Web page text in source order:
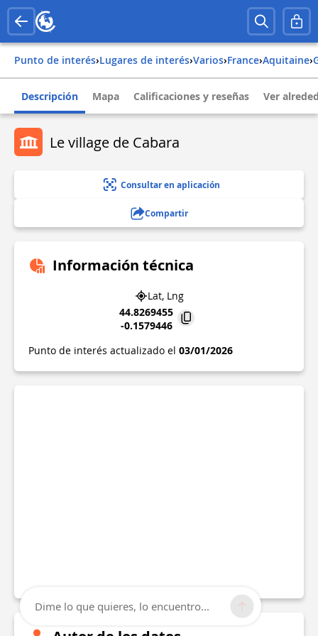
Punto de interés› Lugares de interés› Varios› france› aquitaine›
Descripción Mapa Calificaciones y reseñas Ver
Le village de Cabara
Consultar en aplicación
Compartir
Información técnica
Lat, Lng
44.8269455
-0.1579446
Punto de interés actualizado el 03/01/2026
Dime lo que quieres, lo encuentro...